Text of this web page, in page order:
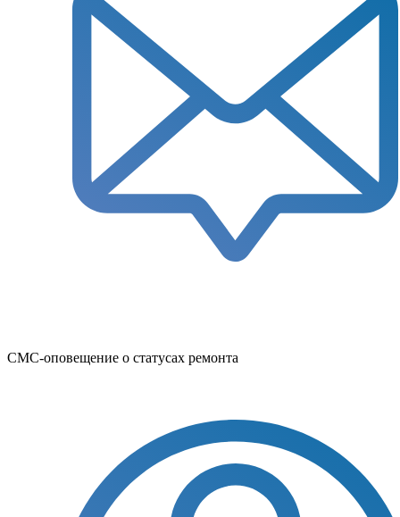
СМС-оповещение о статусах ремонта